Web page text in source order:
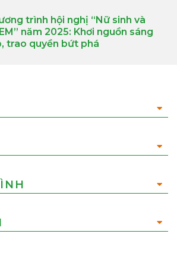
trình hội nghị “Nữ sinh và
năm 2025: Khơi nguồn sáng
trao quyền bứt phá